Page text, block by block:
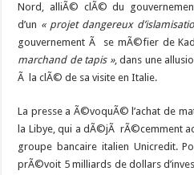
Nord, alliÃ© clÃ© du
d’un « projet dangereux
gouvernement Ã se mÃ©fier de
marchand de tapis », dans une
Ã la clÃ© de sa visite en Italie.
La presse a Ã©voquÃ© l’achat de
la Libye, qui a dÃ©jÃ rÃ©cemment
groupe bancaire italien Unicredit.
prÃ©voit 5 milliards de dollars